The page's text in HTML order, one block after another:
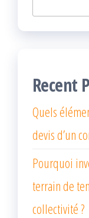
Recent
Quels
devis d’un
Pourquoi
terrain de
collectivité ?